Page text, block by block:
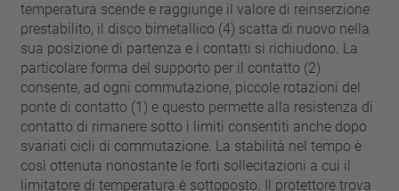
temperatura scende e raggiunge il valore di reinserzione
prestabilito, il disco bimetallico (4) scatta di nuovo nella
sua posizione di partenza e i contatti si richiudono. La
particolare forma del supporto per il contatto (2)
consente, ad ogni commutazione, piccole rotazioni del
ponte di contatto (1) e questo permette alla resistenza di
contatto di rimanere sotto i limiti consentiti anche dopo
svariati cicli di commutazione. La stabilità nel tempo è
così ottenuta nonostante le forti sollecitazioni a cui il
limitatore di temperatura è sottoposto. Il protettore trova